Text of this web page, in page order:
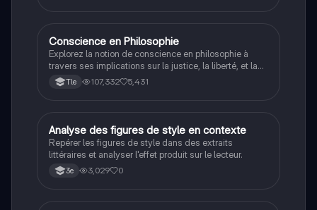
Philosophie
Conscience en Philosophie
Explorez la notion de conscience en philosophie à
travers ses implications sur la justice, la liberté, et la
connaissance. Cette fiche de révision aborde les
débats philosophiques sur la conscience, le cogito, et
étudiants en philosophie cherchant à approfondir leur
compréhension des enjeux éthiques et existentiels.
Tle 107,332 5,431
AFrançais
Analyse des figures de style en contexte
Repérer les figures de style dans des extraits
littéraires et analyser l'effet produit sur le lecteur.
3e 3,029 0